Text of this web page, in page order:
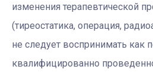
изменения терапевтической
(тиреостатика, операция,
не следует воспринимать как
квалифицированно